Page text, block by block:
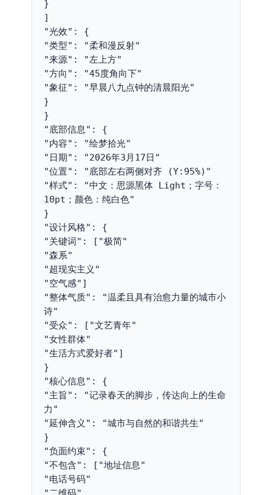
}
]
"光效": {
"类型": "柔和漫反射"
"来源": "左上方"
"方向": "45度角向下"
"象征": "早晨八九点钟的清晨阳光"
}
}
"底部信息": {
"内容": "绘梦拾光"
"日期": "2026年3月17日"
"位置": "底部左右两侧对齐 (Y:95%)"
"样式": "中文：思源黑体 Light；字号：
10pt；颜色：纯白色"
}
"设计风格": {
"关键词": ["极简"
"森系"
"超现实主义"
"空气感"]
"整体气质": "温柔且具有治愈力量的城市小
诗"
"受众": ["文艺青年"
"女性群体"
"生活方式爱好者"]
}
"核心信息": {
"主旨": "记录春天的脚步，传达向上的生命
力"
"延伸含义": "城市与自然的和谐共生"
}
"负面约束": {
"不包含": ["地址信息"
"电话号码"
"二维码"